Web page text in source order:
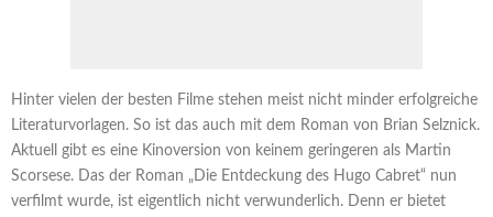
Hinter vielen der besten Filme stehen meist nicht minder erfolgreiche
Literaturvorlagen. So ist das auch mit dem Roman von Brian Selznick.
Aktuell gibt es eine Kinoversion von keinem geringeren als Martin
Scorsese. Das der Roman „Die Entdeckung des Hugo Cabret“ nun
verfilmt wurde, ist eigentlich nicht verwunderlich. Denn er bietet